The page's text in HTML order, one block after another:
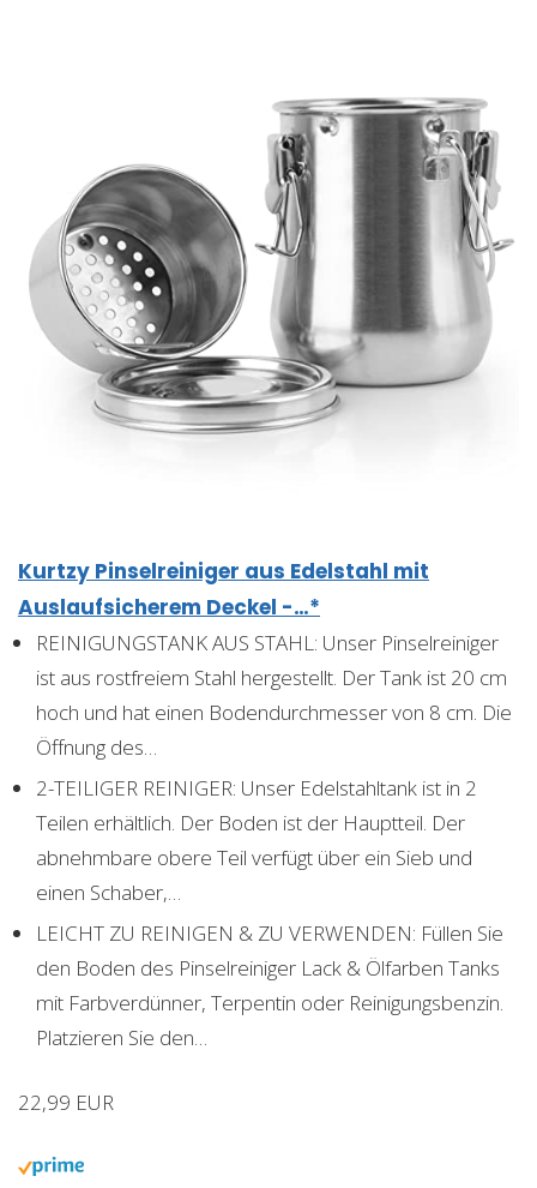
Kurtzy Pinselreiniger aus Edelstahl mit
Auslaufsicherem Deckel -…*
REINIGUNGSTANK AUS STAHL: Unser Pinselreiniger
ist aus rostfreiem Stahl hergestellt. Der Tank ist 20 cm
hoch und hat einen Bodendurchmesser von 8 cm. Die
Öffnung des…
2-TEILIGER REINIGER: Unser Edelstahltank ist in 2
Teilen erhältlich. Der Boden ist der Hauptteil. Der
abnehmbare obere Teil verfügt über ein Sieb und
einen Schaber,…
LEICHT ZU REINIGEN & ZU VERWENDEN: Füllen Sie
den Boden des Pinselreiniger Lack & Ölfarben Tanks
mit Farbverdünner, Terpentin oder Reinigungsbenzin.
Platzieren Sie den…
22,99 EUR